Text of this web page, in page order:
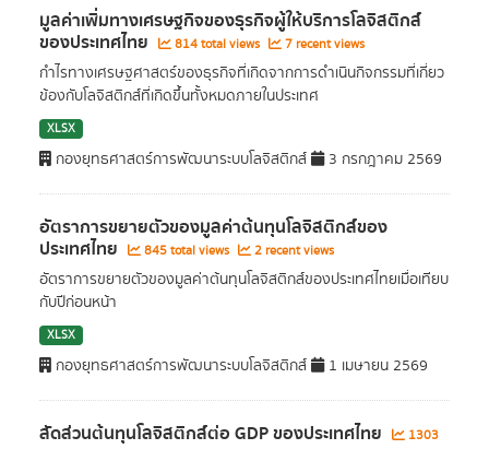
มูลค่าเพิ่มทางเศรษฐกิจของธุรกิจผู้ให้บริการโลจิสติกส์
ของประเทศไทย 814 total views 7 recent views
กำไรทางเศรษฐศาสตร์ของธุรกิจที่เกิดจากการดำเนินกิจกรรมที่เกี่ยว
ข้องกับโลจิสติกส์ที่เกิดขึ้นทั้งหมดภายในประเทศ
XLSX
กองยุทธศาสตร์การพัฒนาระบบโลจิสติกส์ 3 กรกฎาคม 2569
อัตราการขยายตัวของมูลค่าต้นทุนโลจิสติกส์ของ
ประเทศไทย 845 total views 2 recent views
อัตราการขยายตัวของมูลค่าต้นทุนโลจิสติกส์ของประเทศไทยเมื่อเทียบ
กับปีก่อนหน้า
XLSX
กองยุทธศาสตร์การพัฒนาระบบโลจิสติกส์ 1 เมษายน 2569
สัดส่วนต้นทุนโลจิสติกส์ต่อ GDP ของประเทศไทย
1303